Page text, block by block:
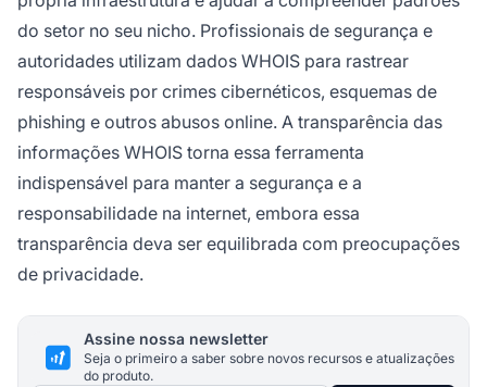
do setor no seu nicho. Profissionais de segurança e
autoridades utilizam dados WHOIS para rastrear
responsáveis por crimes cibernéticos, esquemas de
phishing e outros abusos online. A transparência das
informações WHOIS torna essa ferramenta
indispensável para manter a segurança e a
responsabilidade na internet, embora essa
transparência deva ser equilibrada com preocupações
de privacidade.
Assine nossa newsletter
Seja o primeiro a saber sobre novos recursos e atualizações
do produto.